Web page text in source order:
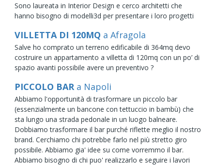
Sono laureata in Interior Design e cerco architetti che
hanno bisogno di modelli3d per presentare i loro progetti
VILLETTA DI 120MQ a Afragola
Salve ho comprato un terreno edificabile di 364mq devo
costruire un appartamento a villetta di 120mq con un po’ di
spazio avanti possibile avere un preventivo ?
PICCOLO BAR a Napoli
Abbiamo l'opportunità di trasformare un piccolo bar
(essenzialmente un bancone con tettuccio in bambù) che
sta lungo una strada pedonale in un luogo balneare.
Dobbiamo trasformare il bar purché riflette meglio il nostro
brand. Cerchiamo chi potrebbe farlo nel più stretto giro
possibile. Abbiamo gia' idee su come vorremmo il bar.
Abbiamo bisogno di chi puo' realizzarlo e seguire i lavori